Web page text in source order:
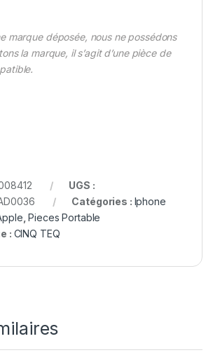
marque déposée, nous ne possédons
la marque, il s’agit d’une pièce de
UGS :
Catégories : Iphone
,Pieces Portable
: CINQ TEQ